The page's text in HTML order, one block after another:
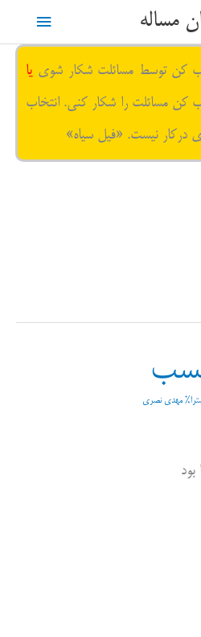
مساله
فهرست
کن توسط مسائلت شکار شوی یا
کن مسائلت را شکار کنی. انتخاب
درکار نیست. «فیل سیاه»
مهدی نصری